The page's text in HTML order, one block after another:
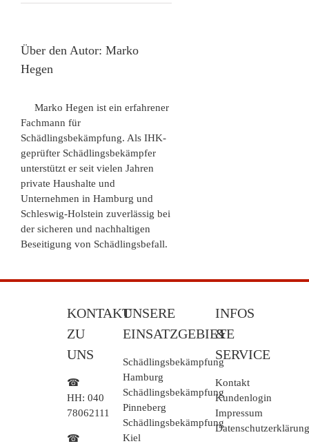
Über den Autor: Marko
Hegen
Marko Hegen ist ein erfahrener
Fachmann für
Schädlingsbekämpfung. Als IHK-
geprüfter Schädlingsbekämpfer
unterstützt er seit vielen Jahren
private Haushalte und
Unternehmen in Hamburg und
Schleswig-Holstein zuverlässig bei
der sicheren und nachhaltigen
Beseitigung von Schädlingsbefall.
KONTAKT
ZU
UNS
☎
HH:040
78062111
☎
UNSERE
EINSATZGEBIETE
Schädlingsbekämpfung
Hamburg
Schädlingsbekämpfung
Pinneberg
Schädlingsbekämpfung
Kiel
INFOS
&
SERVICE
Kontakt
Kundenlogin
Impressum